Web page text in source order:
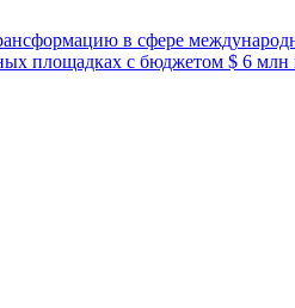
в сфере
площадках с бюджетом $ 6 млн